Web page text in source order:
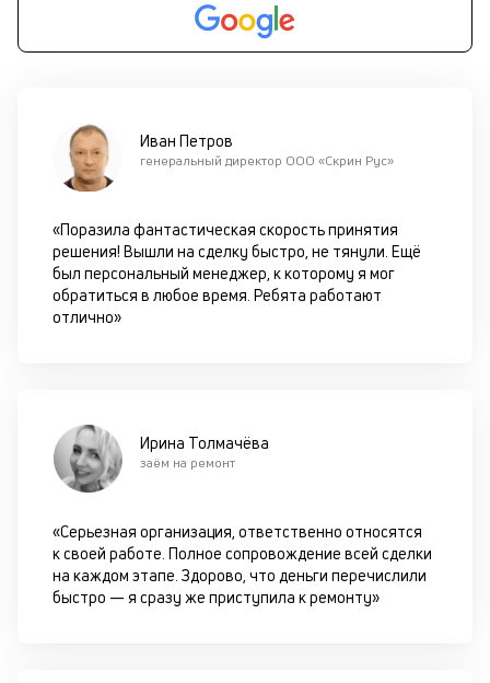
Иван Петров
генеральный директор ООО «Скрин Рус»
«Поразила фантастическая скорость принятия
решения! Вышли на сделку быстро, не тянули. Ещё
был персональный менеджер, к которому я мог
обратиться в любое время. Ребята работают
отлично»
Ирина Толмачёва
заём на ремонт
«Серьезная организация, ответственно относятся
к своей работе. Полное сопровождение всей сделки
на каждом этапе. Здорово, что деньги перечислили
быстро — я сразу же приступила к ремонту»